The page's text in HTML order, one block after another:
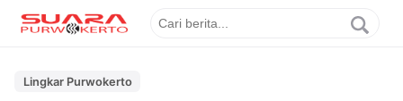
Lingkar Purwokerto